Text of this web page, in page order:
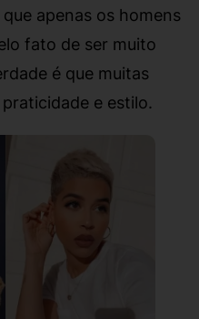
apenas os homens
fato de ser muito
é que muitas
e estilo.